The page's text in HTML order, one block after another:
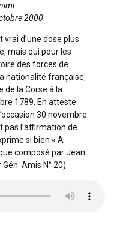
2000
d’une dose plus
mais qui pour les
des forces de
nationalité française,
de la Corse à la
1789. En atteste
30 novembre
pas l’affirmation de
si bien « A
composé par Jean
Amis N° 20)